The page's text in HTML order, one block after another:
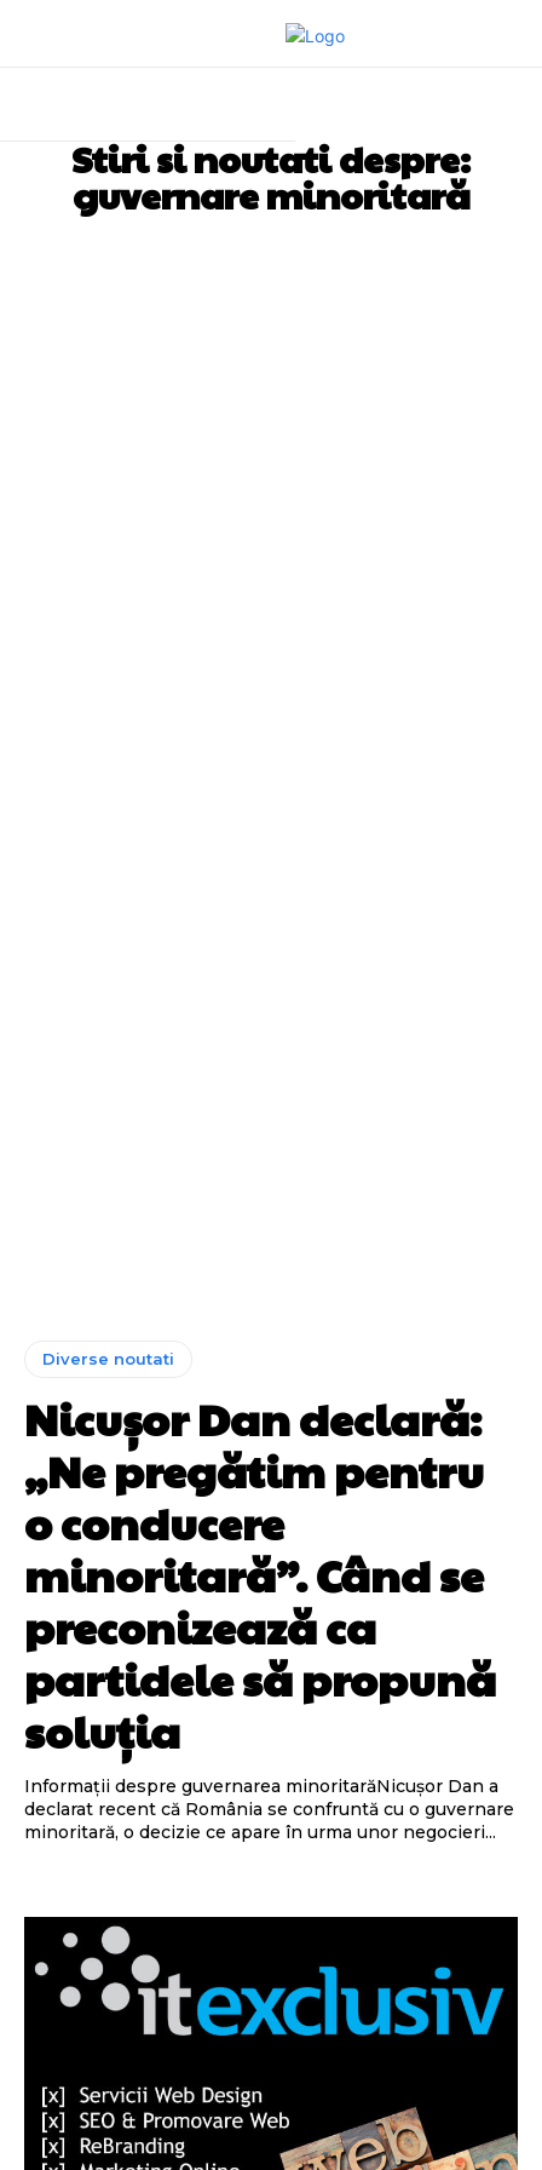
Stiri si noutati despre:
guvernare minoritară
Diverse noutati
Nicușor Dan declară:
„Ne pregătim pentru
o conducere
minoritară”. Când se
preconizează ca
partidele să propună
soluția
Informații despre guvernarea minoritarăNicușor Dan a
declarat recent că România se confruntă cu o guvernare
minoritară, o decizie ce apare în urma unor negocieri...